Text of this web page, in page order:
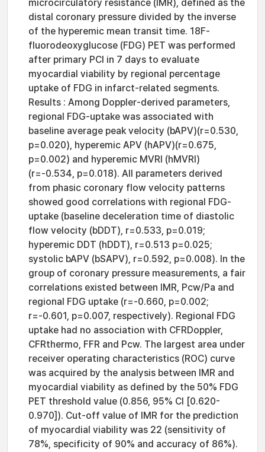
microcirculatory resistance (IMR), defined as the
distal coronary pressure divided by the inverse
of the hyperemic mean transit time. 18F-
fluorodeoxyglucose (FDG) PET was performed
after primary PCI in 7 days to evaluate
myocardial viability by regional percentage
uptake of FDG in infarct-related segments.
Results : Among Doppler-derived parameters,
regional FDG-uptake was associated with
baseline average peak velocity (bAPV)(r=0.530,
p=0.020), hyperemic APV (hAPV)(r=0.675,
p=0.002) and hyperemic MVRI (hMVRI)
(r=-0.534, p=0.018). All parameters derived
from phasic coronary flow velocity patterns
showed good correlations with regional FDG-
uptake (baseline deceleration time of diastolic
flow velocity (bDDT), r=0.533, p=0.019;
hyperemic DDT (hDDT), r=0.513 p=0.025;
systolic bAPV (bSAPV), r=0.592, p=0.008). In the
group of coronary pressure measurements, a fair
correlations existed between IMR, Pcw/Pa and
regional FDG uptake (r=-0.660, p=0.002;
r=-0.601, p=0.007, respectively). Regional FDG
uptake had no association with CFRDoppler,
CFRthermo, FFR and Pcw. The largest area under
receiver operating characteristics (ROC) curve
was acquired by the analysis between IMR and
myocardial viability as defined by the 50% FDG
PET threshold value (0.856, 95% CI [0.620-
0.970]). Cut-off value of IMR for the prediction
of myocardial viability was 22 (sensitivity of
78%, specificity of 90% and accuracy of 86%).